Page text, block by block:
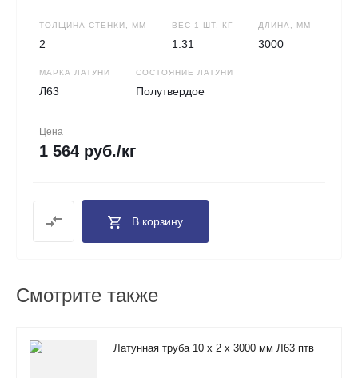
ТОЛЩИНА СТЕНКИ, ММ
2
ВЕС 1 ШТ, КГ
1.31
ДЛИНА, ММ
3000
МАРКА ЛАТУНИ
Л63
СОСТОЯНИЕ ЛАТУНИ
Полутвердое
Цена
1 564 руб./кг
В корзину
Смотрите также
Латунная труба 10 х 2 х 3000 мм Л63 птв